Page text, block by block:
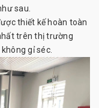
sau.
thiết kế hoàn toàn
trên thị trường
gỉ séc.